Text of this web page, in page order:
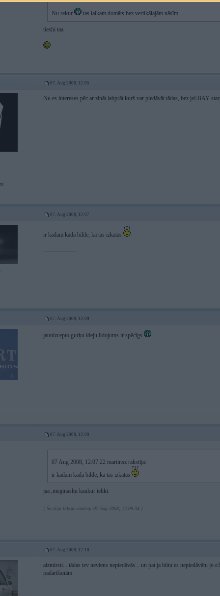
Nu rekur tas laikam domāts bez vertikālajām nāsīm.
tieshi taa.
07. Aug 2008, 12:05
Nu es intereses pēc ar zināt labprāt kurš var piedāvāt tādas, bez jeEBAY
07. Aug 2008, 12:07
ir kādam kāda bilde, kā tas izkatās
-----------------
...
07. Aug 2008, 12:09
jaunizcepto gurķu ideju lidojums ir spēcīgs
07. Aug 2008, 12:09
07 Aug 2008, 12:07:22 martinsz rakstīja:
ir kādam kāda bilde, kā tas izkatās
jaa ,meginashu kaukur ielikt.
[ Šo ziņu laboja andray, 07 Aug 2008, 12:09:34 ]
07. Aug 2008, 12:10
aizmirsti... tādas tev neviens nepiedāvās... un pat ja būtu es nepiedāvātu jo
padarīšanām